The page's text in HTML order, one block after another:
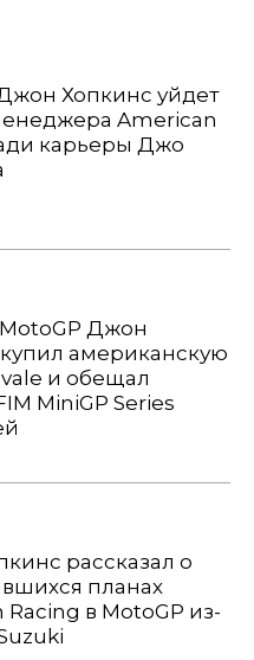
Хопкинс уйдет
American
карьеры Джо
Джон
американскую
и обещал
MiniGP Series
рассказал о
планах
в MotoGP из-